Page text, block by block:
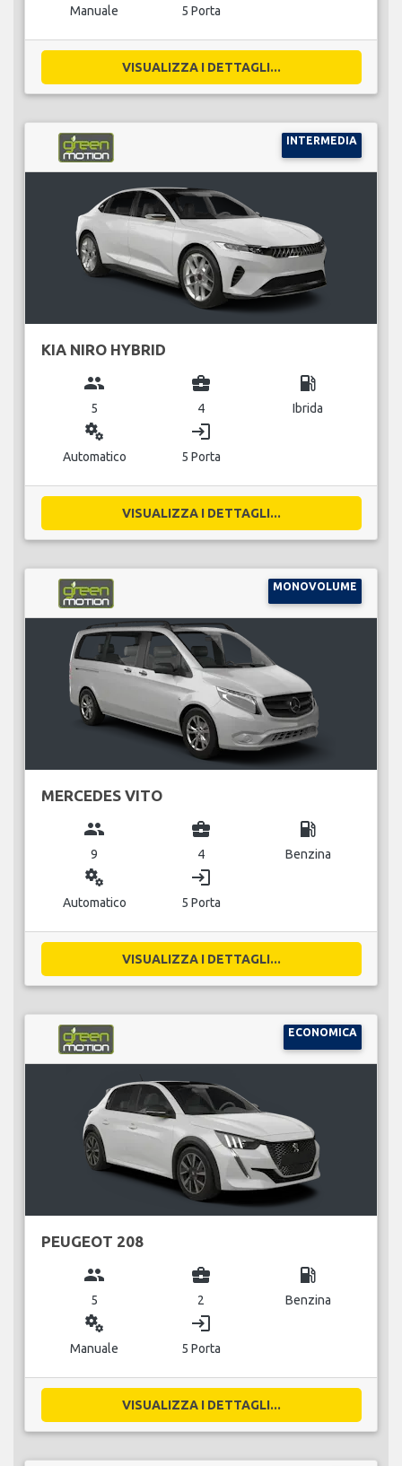
Manuale 5 Porta
VISUALIZZA I DETTAGLI...
INTERMEDIA
KIA NIRO HYBRID
group
5
business_center
4
local_gas_station
Ibrida
miscellaneous_services
Automatico
login
5 Porta
VISUALIZZA I DETTAGLI...
MONOVOLUME
MERCEDES VITO
group
9
business_center
4
local_gas_station
Benzina
miscellaneous_services
Automatico
login
5 Porta
VISUALIZZA I DETTAGLI...
ECONOMICA
PEUGEOT 208
group
5
business_center
2
local_gas_station
Benzina
miscellaneous_services
Manuale
login
5 Porta
VISUALIZZA I DETTAGLI...